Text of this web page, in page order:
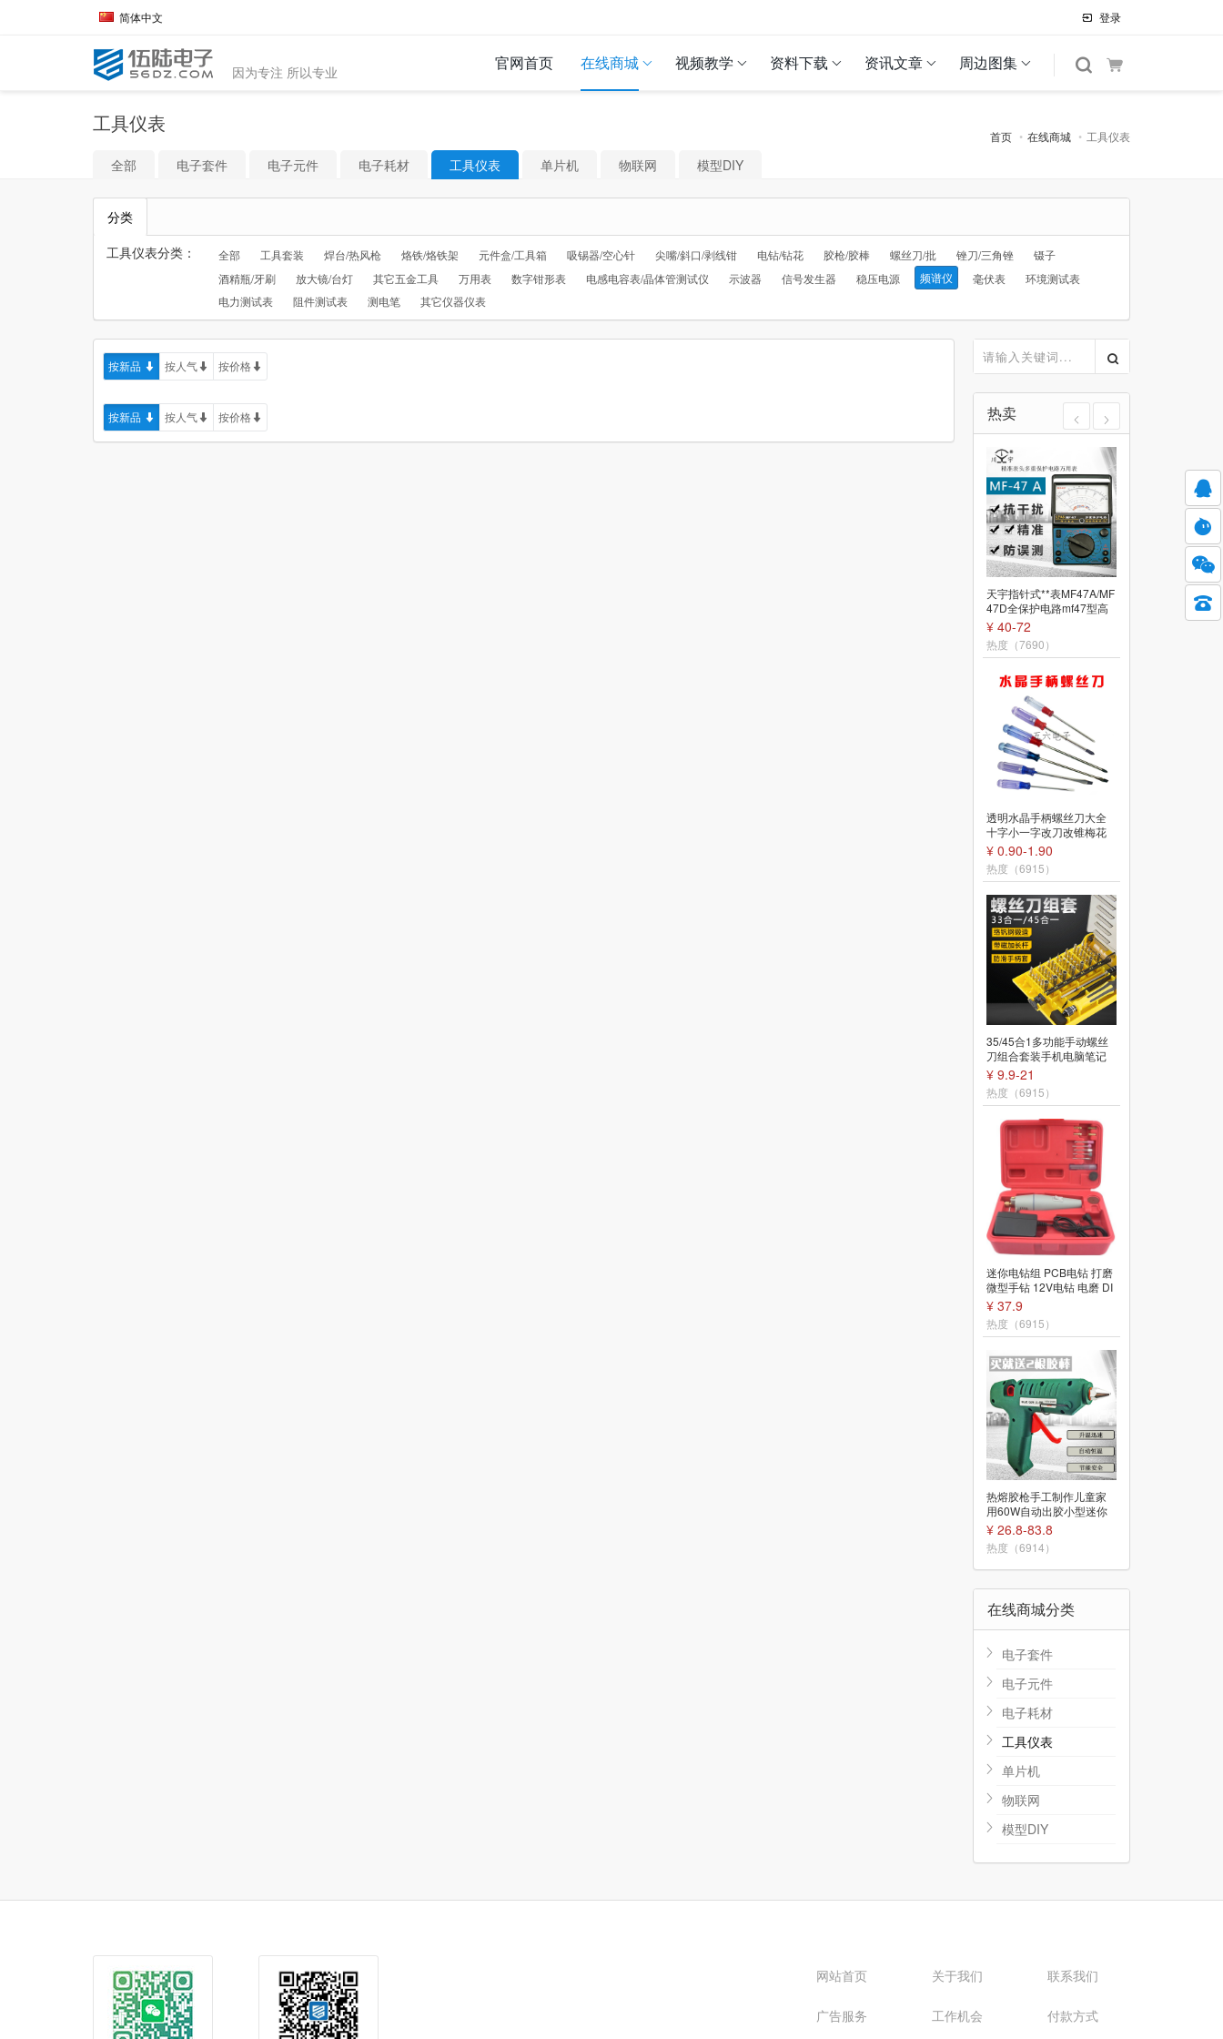
简体中文 登录
因为专注 所以专业 官网首页 在线商城 视频教学 资料下载 资讯文章 周边图集
工具仪表
首页 在线商城 工具仪表
全部 电子套件 电子元件 电子耗材 工具仪表 单片机 物联网 模型DIY
分类
工具仪表分类：
全部 工具套装 焊台/热风枪 烙铁/烙铁架 元件盒/工具箱 吸锡器/空心针 尖嘴/斜口/剥线钳 电钻/钻花 胶枪/胶棒 螺丝刀/批 锉刀/三角锉
镊子
酒精瓶/牙刷
放大镜/台灯 其它五金工具 万用表 数字钳形表 电感电容表/晶体管测试仪 示波器 信号发生器 稳压电源 频谱仪 毫伏表
环境测试表
电力测试表
阻件测试表 测电笔 其它仪器仪表
按新品 按人气 按价格
按新品 按人气 按价格 热卖
天宇指针式**表MF47A/MF
迷你电钻组 PCB电钻 打磨
微型手钻 12V电钻 电磨 DI
热熔胶枪儿童手工家用小
型自动出胶25W热熔枪用7
mm热熔胶条胶棒
¥ 11.5-21.1
热度（6914）
6寸斜口钳小尖嘴钳多功能
斜嘴钳老虎钳偏口钳子电
工专用剪线钢丝
¥ 7.8-8.50
热度（6912）
60W恒温电烙铁可调温家
用维修工具包套装收纳盒
贴片电阻焊接工具
¥ 14.5-156
热度（6911）
直柄麻花钻头 0.8/1.0/1.2/
3.0mm PCB 迷你钻针 电钻
打孔不锈钢铁
¥ 1.8-5.2
热度（6911）
橡胶手柄螺丝刀 9502型 十
字 一字 6*100 带磁性 平口
改锥 起子
¥ 3
热度（6909）
在线商城分类
电子套件
电子元件
电子耗材
工具仪表
单片机
物联网
模型DIY